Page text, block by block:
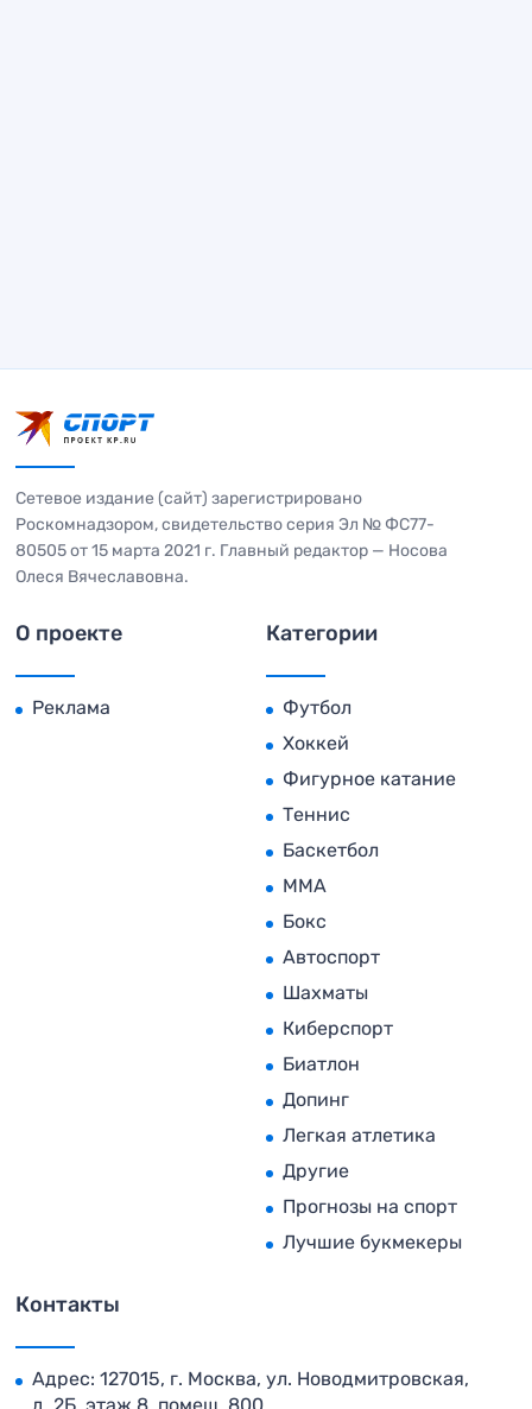
Сетевое издание (сайт) зарегистрировано
Роскомнадзором, свидетельство серия Эл № ФС77-
80505 от 15 марта 2021 г. Главный редактор — Носова
Олеся Вячеславовна.
О проекте
Реклама
Категории
Футбол
Хоккей
Фигурное катание
Теннис
Баскетбол
MMA
Бокс
Автоспорт
Шахматы
Киберспорт
Биатлон
Допинг
Легкая атлетика
Другие
Прогнозы на спорт
Лучшие букмекеры
Контакты
Адрес: 127015, г. Москва, ул. Новодмитровская,